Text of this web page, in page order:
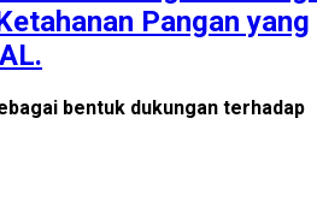
Pangan yang
bentuk dukungan terhadap